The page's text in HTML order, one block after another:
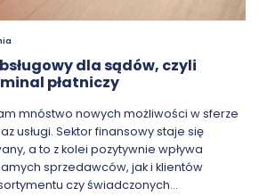
dla sądów, czyli
płatniczy
mnóstwo nowych możliwości w sferze
usługi. Sektor finansowy staje się
a to z kolei pozytywnie wpływa
sprzedawców, jak i klientów
czy świadczonych…